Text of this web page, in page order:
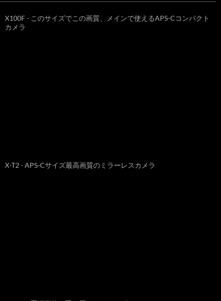
X100F - このサイズでこの画質、メインで使えるAPS-Cコンパクト
カメラ
X-T2 - APS-Cサイズ最高画質のミラーレスカメラ